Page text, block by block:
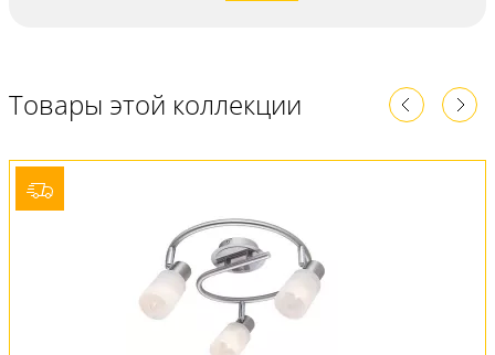
Товары этой коллекции